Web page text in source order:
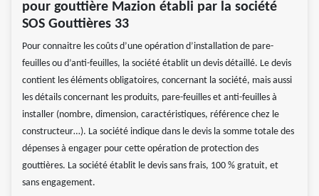
pour gouttière Mazion établi par la société
SOS Gouttières 33
Pour connaitre les coûts d’une opération d’installation de pare-
feuilles ou d’anti-feuilles, la société établit un devis détaillé. Le devis
contient les éléments obligatoires, concernant la société, mais aussi
les détails concernant les produits, pare-feuilles et anti-feuilles à
installer (nombre, dimension, caractéristiques, référence chez le
constructeur…). La société indique dans le devis la somme totale des
dépenses à engager pour cette opération de protection des
gouttières. La société établit le devis sans frais, 100 % gratuit, et
sans engagement.